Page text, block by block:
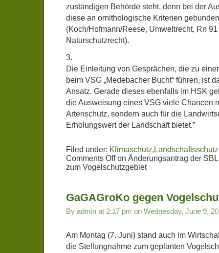
zuständigen Behörde steht, denn bei der
diese an ornithologische Kriterien
(Koch/Hofmann/Reese, Umweltrecht, Rn 91
Naturschutzrecht).
3.
Die Einleitung von Gesprächen, die zu
beim VSG „Medebacher Bucht“ führen, ist
Ansatz. Gerade dieses ebenfalls im HSK
die Ausweisung eines VSG viele Chancen
Artenschutz, sondern auch für die
Erholungswert der Landschaft bietet.”
Filed under: Klimaschutz, Landschaftsschutz
Comments Offon Änderungsantrag der
zum Vogelschutzgebiet
GaGAGroKo gegen
By admin at 2:17 pm on Wednesday, June 9,
Am Montag (7. Juni) stand auch im
die Stellungnahme zum geplanten